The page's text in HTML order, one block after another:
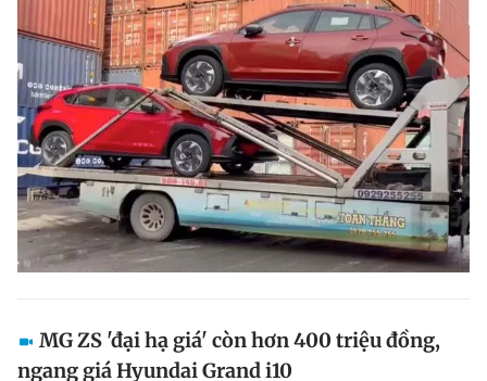
MG ZS 'đại hạ giá' còn hơn 400 triệu đồng,
ngang giá Hyundai Grand i10